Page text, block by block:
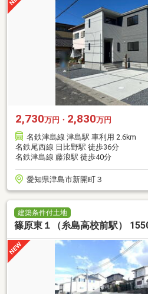
2,730万円・ 2,830万円
名鉄津島線 津島駅 車利用 2.6km
名鉄尾西線 日比野駅 徒歩36分
名鉄津島線 藤浪駅 徒歩40分
愛知県津島市新開町３
建築条件付土地
篠原東１（糸島高校前駅）